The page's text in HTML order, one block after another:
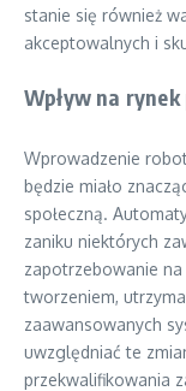
stanie się również
akceptowalnych i
Wpływ na
Wprowadzenie
będzie miało
społeczną.
zaniku niektórych
zapotrzebowanie
tworzeniem,
zaawansowanych
uwzględniać te
przekwalifikowania